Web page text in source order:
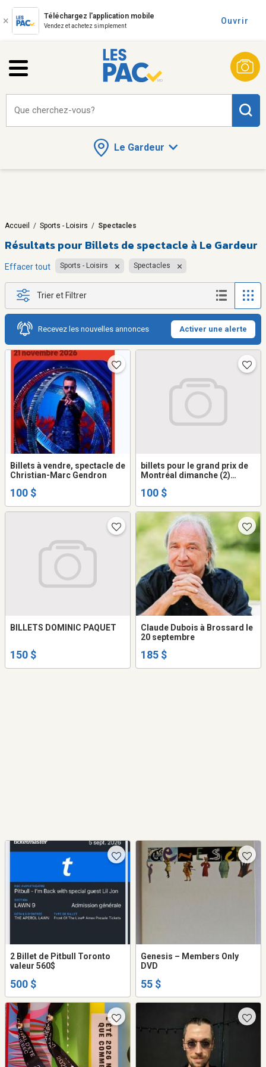
Téléchargez l'application mobile
Vendez et achetez simplement
Ouvrir
Le Gardeur
Que cherchez-vous?
Accueil / Sports - Loisirs / Spectacles
Résultats pour Billets de spectacle à Le Gardeur
Effacer tout Sports - Loisirs Spectacles
Trier et Filtrer
Recevez les nouvelles annonces Activer une alerte
Billets à vendre, spectacle de
Christian-Marc Gendron
100 $
billets pour le grand prix de
Montréal dimanche (2)
générale
100 $
BILLETS DOMINIC PAQUET
150 $
Claude Dubois à Brossard le
20 septembre
185 $
2 Billet de Pitbull Toronto
valeur 560$
500 $
Genesis ‎– Members Only
DVD
55 $